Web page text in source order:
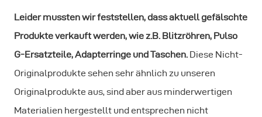
Leider mussten wir feststellen, dass aktuell gefälschte
Produkte verkauft werden, wie z.B. Blitzröhren, Pulso
G-Ersatzteile, Adapterringe und Taschen. Diese Nicht-
Originalprodukte sehen sehr ähnlich zu unseren
Originalprodukte aus, sind aber aus minderwertigen
Materialien hergestellt und entsprechen nicht